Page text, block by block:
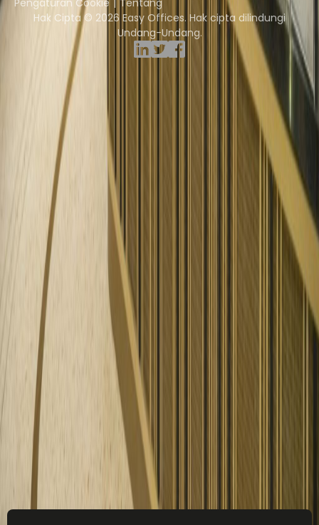
Hak Cipta © 2026 Easy Offices. Hak cipta dilindungi
Undang-Undang.